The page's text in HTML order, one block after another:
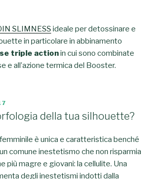
SLIMNESS ideale per detossinare e
in particolare in abbinamento
triple actionin cui sono combinate
e all’azione termica del Booster.
della tua silhouette?
è unica e caratteristica benché
comune inestetismo che non risparmia
più magre e giovani: la cellulite. Una
degli inestetismi indotti dalla